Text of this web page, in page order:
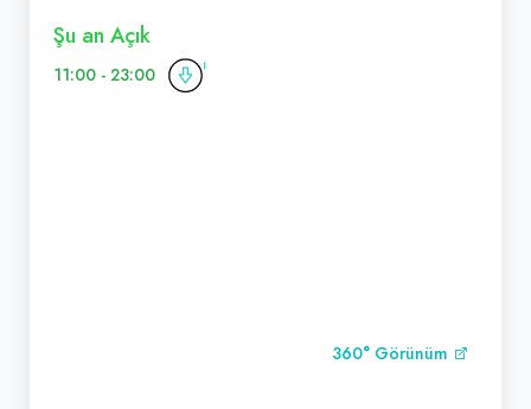
Şu an Açık
11:00 - 23:00
360° Görünüm